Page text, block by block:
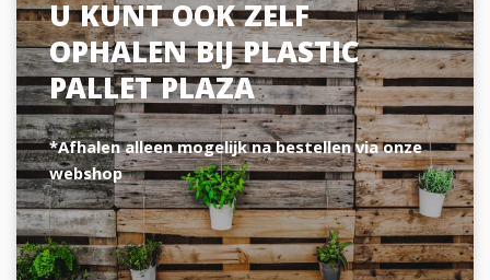
U KUNT OOK ZELF
OPHALEN BIJ PLASTIC
PALLET PLAZA
*Afhalen alleen mogelijk na bestellen via onze
webshop